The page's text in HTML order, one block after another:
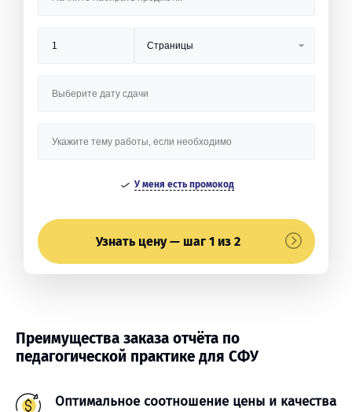
У меня есть промокод
Узнать цену — шаг 1 из 2
Преимущества заказа отчёта по
педагогической практике для СФУ
Оптимальное соотношение цены и качества